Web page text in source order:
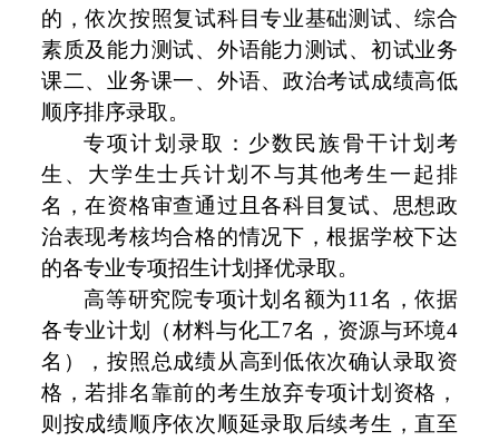
的，依次按照复试科目专业基础测试、综合
素质及能力测试、外语能力测试、初试业务
课二、业务课一、外语、政治考试成绩高低
顺序排序录取。
专项计划录取：少数民族骨干计划考
生、大学生士兵计划不与其他考生一起排
名，在资格审查通过且各科目复试、思想政
治表现考核均合格的情况下，根据学校下达
的各专业专项招生计划择优录取。
高等研究院专项计划名额为11名，依据
各专业计划（材料与化工7名，资源与环境4
名），按照总成绩从高到低依次确认录取资
格，若排名靠前的考生放弃专项计划资格，
则按成绩顺序依次顺延录取后续考生，直至